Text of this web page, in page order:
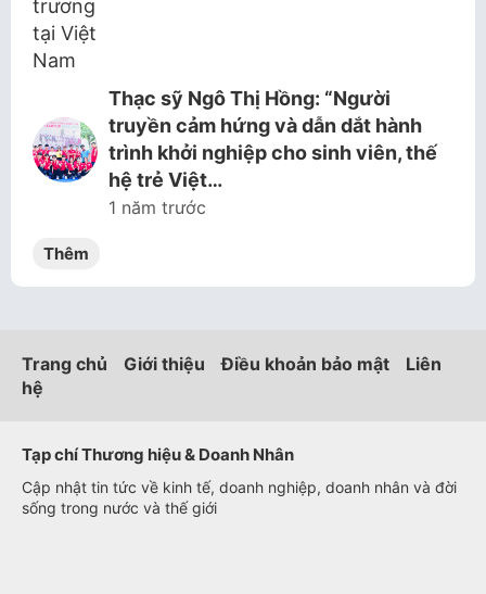
Thạc sỹ Ngô Thị Hồng: “Người
truyền cảm hứng và dẫn dắt hành
trình khởi nghiệp cho sinh viên, thế
hệ trẻ Việt…
1 năm trước
Thêm
Trang chủ Giới thiệu Điều khoản bảo mật
Liên
hệ
Tạp chí Thương hiệu & Doanh Nhân
Cập nhật tin tức về kinh tế, doanh nghiệp, doanh nhân và đời
sống trong nước và thế giới